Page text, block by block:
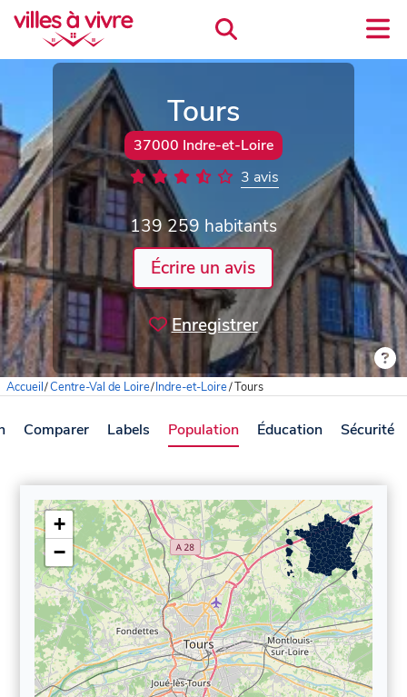
Tours
37000 Indre-et-Loire
3 avis
139 259 habitants
Écrire un avis
Enregistrer
Accueil/Centre-Val de Loire/Indre-et-Loire/Tours
Comparer Labels Population Éducation Sécurité
+
−